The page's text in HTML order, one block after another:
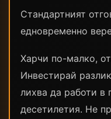
Стандартният
едновременно
Харчи по-малко,
Инвестирай
лихва да работи в
десетилетия. Не